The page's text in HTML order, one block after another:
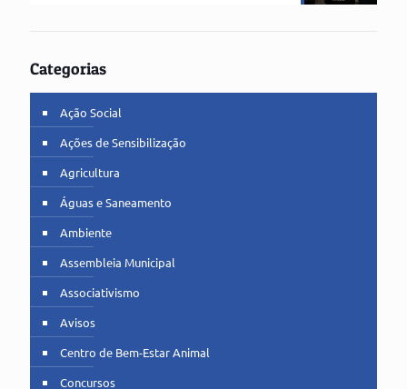
Categorias
Ação Social
Ações de Sensibilização
Agricultura
Águas e Saneamento
Ambiente
Assembleia Municipal
Associativismo
Avisos
Centro de Bem-Estar Animal
Concursos